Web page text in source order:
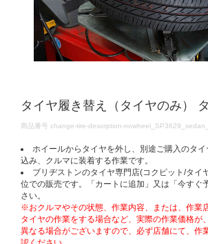
タイヤ履き替え（タイヤのみ）
DETAILS
商品番号 change-tire-desorption-
ホイールからタイヤを外し、別途ご購入のタ
込み、クルマに装着する作業です。
ブリヂストンのタイヤ専門店(コクピット/タイ
位での販売です。「カートに追加」又は「今すぐ
さい。
※おクルマやその状態、作業内容、または、作業
タイヤの作業をする場合など、実際の作業価格が
異なる場合がございますので、必ず店舗にて、作